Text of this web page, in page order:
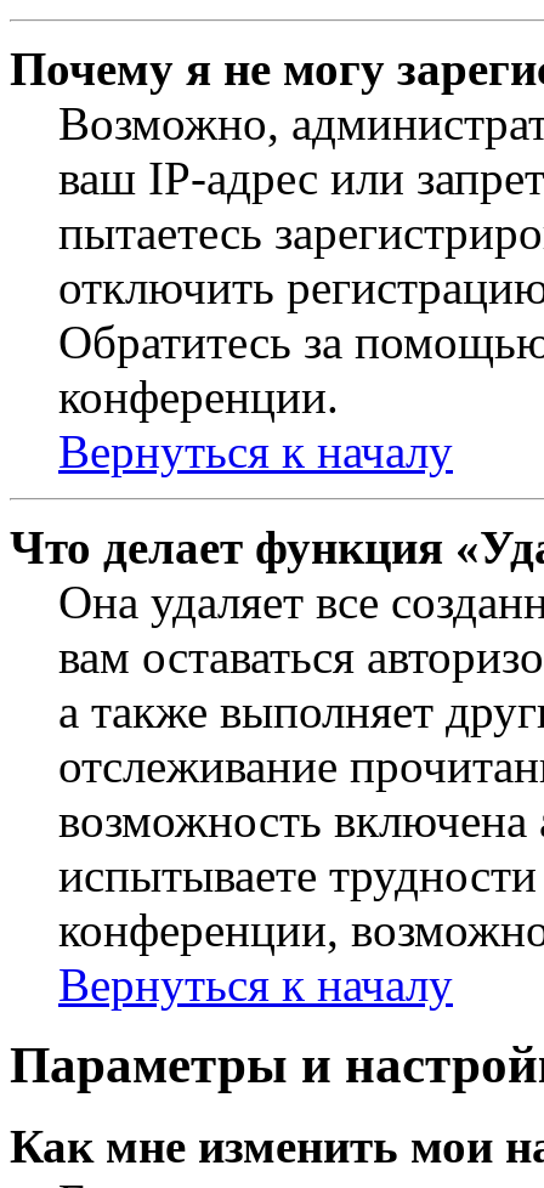
Почему я не могу
Возможно,
ваш IP-адрес или
пытаетесь
отключить
Обратитесь за
конференции.
Вернуться к началу
Что делает функция
Она удаляет все
вам оставаться
а также выполняет
отслеживание
возможность
испытываете
конференции,
Вернуться к началу
Параметры и
Как мне изменить мои